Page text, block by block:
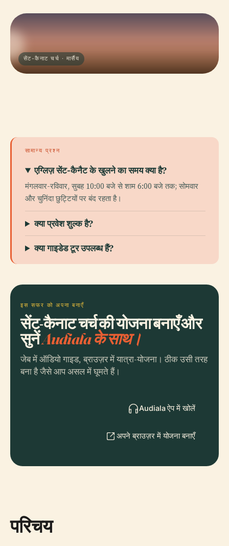
सेंट-कैनाट चर्च · मार्सैय
सामान्य प्रश्न
एग्लिज़ सेंट-कैनैट के खुलने का समय क्या है?
मंगलवार-रविवार, सुबह 10:00 बजे से शाम 6:00 बजे तक; सोमवार
और चुनिंदा छुट्टियों पर बंद रहता है।
क्या प्रवेश शुल्क है?
क्या गाइडेड टूर उपलब्ध हैं?
इस सफर को अपना बनाएँ
सेंट-कैनाट चर्च की योजना बनाएँ और
सुनेंAudiala के साथ।
जेब में ऑडियो गाइड, ब्राउज़र में यात्रा-योजना। ठीक उसी तरह
बना है जैसे आप असल में घूमते हैं।
Audiala ऐप में खोलें
अपने ब्राउज़र में योजना बनाएँ
परिचय